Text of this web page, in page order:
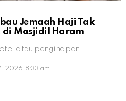
Jemaah Haji Tak
di Masjidil Haram
atau penginapan
2026, 8:33 am